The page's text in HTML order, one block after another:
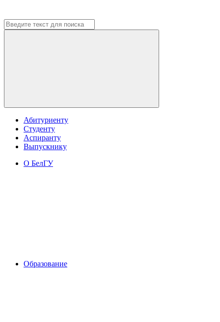
Абитуриенту
Студенту
Аспиранту
Выпускнику
О БелГУ
Образование